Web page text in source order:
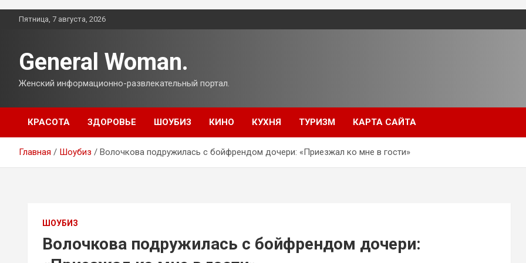
ПерейтиПятница, 7 августа, 2026
General Woman.
Женский информационно-развлекательный портал.
КРАСОТА ЗДОРОВЬЕ ШОУБИЗ КИНО КУХНЯ ТУРИЗМ КАРТА САЙТА
Главная Шоубиз Волочкова подружилась с бойфрендом дочери: «Приезжал ко мне в гости»
ШОУБИЗ
Волочкова подружилась с бойфрендом дочери: